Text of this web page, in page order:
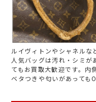
ルイヴィトンやシャネルな
人気バッグは汚れ・シミが
てもお買取大歓迎です。内
ベタつきや匂いがあっても